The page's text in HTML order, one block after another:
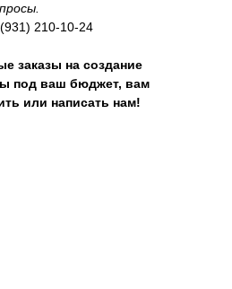
210-10-24
заказы на создание
под ваш бюджет, вам
или написать нам!